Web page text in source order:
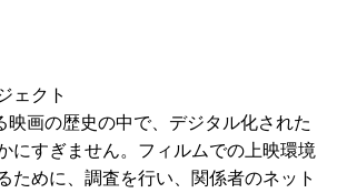
ェクト
画の歴史の中で、デジタル化された
にすぎません。フィルムでの上映環境
ために、調査を行い、関係者のネット